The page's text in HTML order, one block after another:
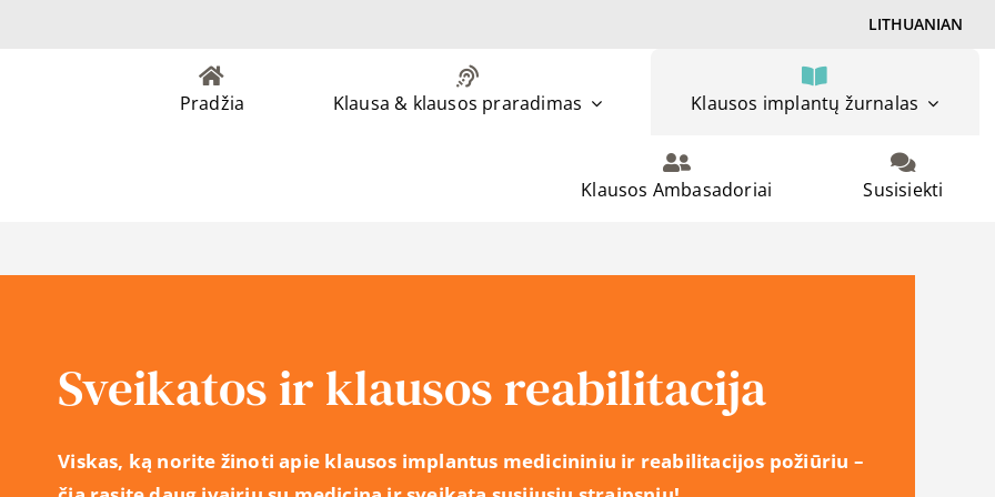
LITHUANIAN
Pradžia Klausa & klausos praradimas Klausos implantų žurnalas
Klausos Ambasadoriai Susisiekti
Sveikatos ir klausos reabilitacija
Viskas, ką norite žinoti apie klausos implantus medicininiu ir reabilitacijos požiūriu –